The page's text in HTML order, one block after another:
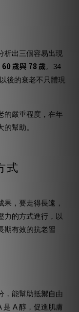
析出三個容易出現
歲與 78 歲。34
後的衰老不只體現
的嚴重程度，在年
幫助。
式
，要走得長遠，
力的方式進行，以
期有效的抗老習
，能幫助抵禦自由
是 A 醇，促進肌膚